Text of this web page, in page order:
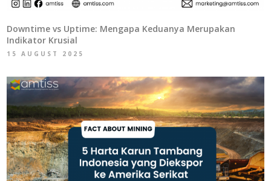
Downtime vs Uptime: Mengapa Keduanya Merupakan
Indikator Krusial
15 AUGUST 2025